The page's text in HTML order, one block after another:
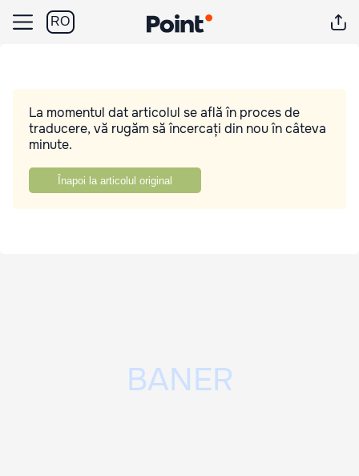
RO
La momentul dat articolul se află în proces de
traducere, vă rugăm să încercați din nou în câteva
minute.
Înapoi la articolul original